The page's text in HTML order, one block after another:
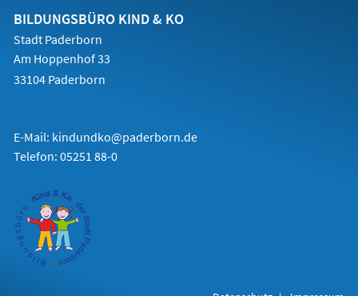
BILDUNGSBÜRO KIND & KO
Stadt Paderborn
Am Hoppenhof 33
33104 Paderborn
E-Mail: kindundko@paderborn.de
Telefon: 05251 88-0